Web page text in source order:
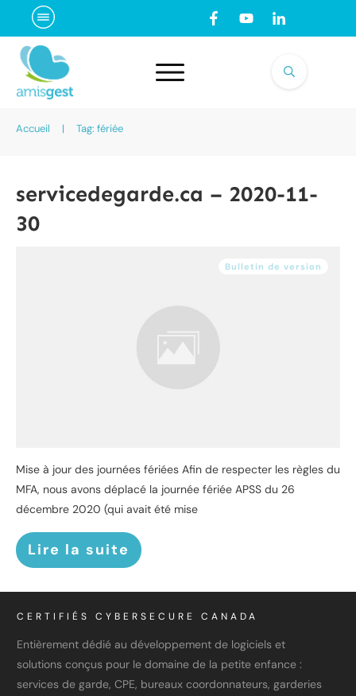
Accueil | Tag: fériée
servicedegarde.ca – 2020-11-
30
Bulletin de version
Mise à jour des journées fériées Afin de respecter les règles du
MFA, nous avons déplacé la journée fériée APSS du 26
décembre 2020 (qui avait été mise
Lire la suite
CERTIFIÉS CYBERSECURE CANADA
Entièrement dédié au développement de logiciels et
solutions conçus pour le domaine de la petite enfance :
services de garde, CPE, bureaux coordonnateurs, garderies